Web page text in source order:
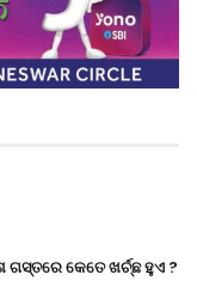
କେତେ ଖର୍ଚ୍ଛ ହୁଏ ?